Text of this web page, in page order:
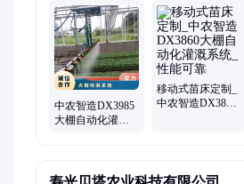
制、滴灌设备、物联网设备、实验室建设
干房、立体种植墙、可追溯系统、温室
室控制器、农业实训室、环境控制器、
室、土壤墒情监测、农业实训基地、土
备、农业种植实训、高压雾化设备
中农智造DX3985
大棚自动化灌溉
移动式苗床定制_
中农智造DX3860